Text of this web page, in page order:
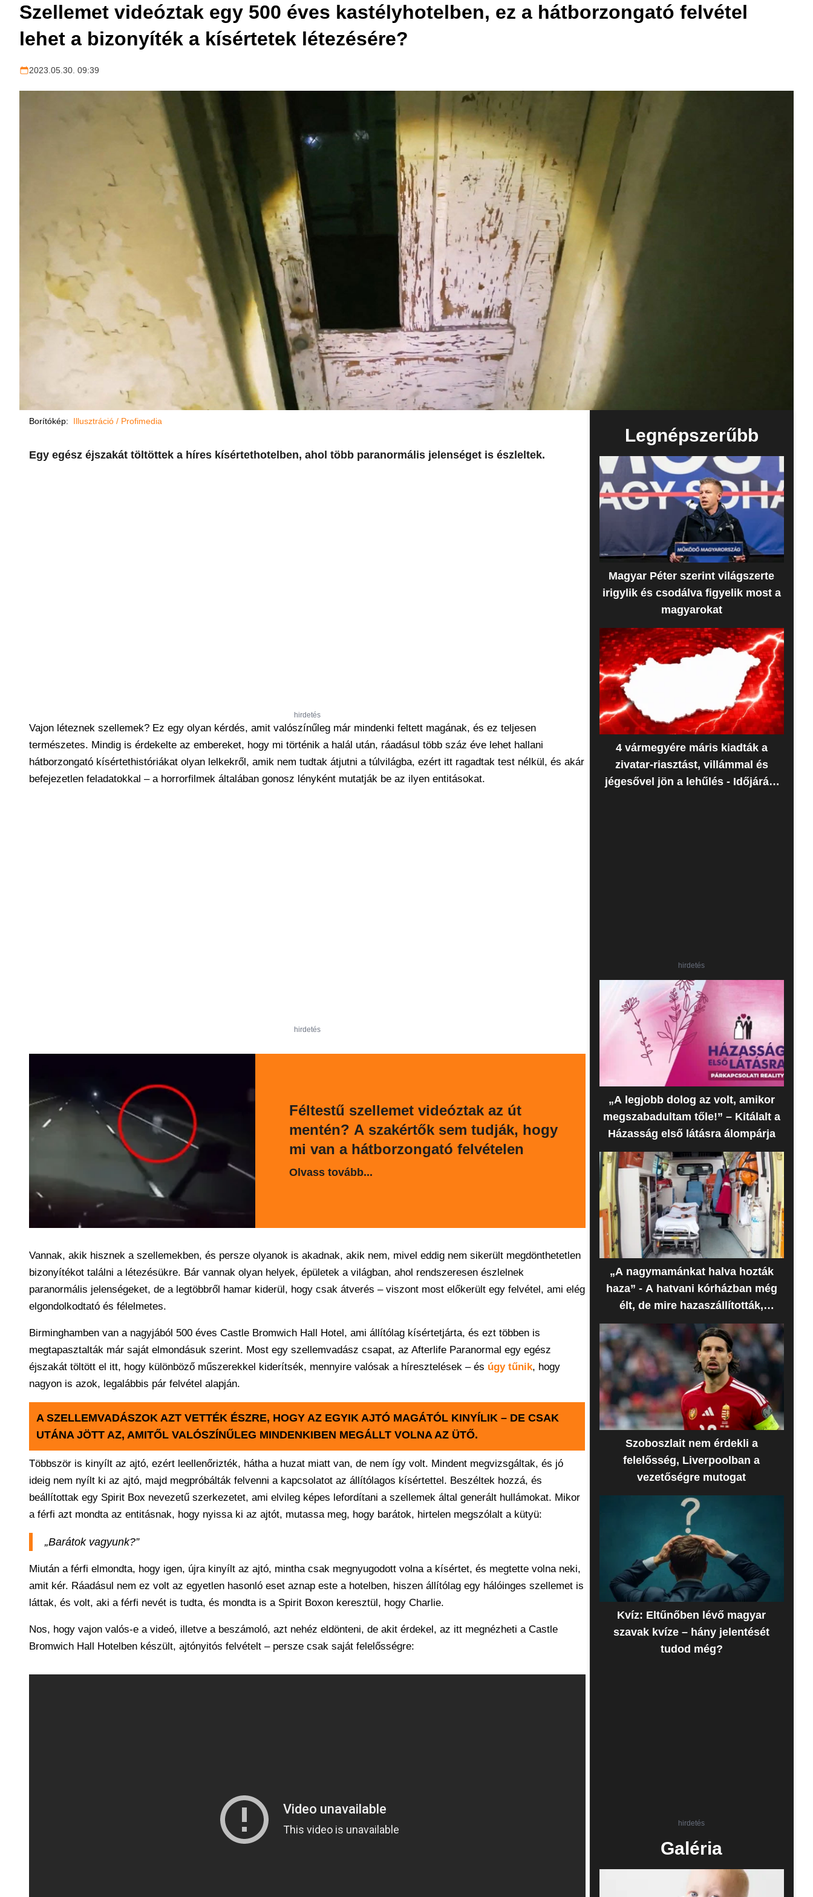
Szellemet videóztak egy 500 éves kastélyhotelben, ez a hátborzongató felvétel
lehet a bizonyíték a kísértetek létezésére?
2023.05.30. 09:39
Borítókép: Illusztráció / Profimedia
Egy egész éjszakát töltöttek a híres kísértethotelben, ahol több paranormális jelenséget is észleltek.
hirdetés
Vajon léteznek szellemek? Ez egy olyan kérdés, amit valószínűleg már mindenki feltett magának, és ez teljesen
természetes. Mindig is érdekelte az embereket, hogy mi történik a halál után, ráadásul több száz éve lehet hallani
hátborzongató kísértethistóriákat olyan lelkekről, amik nem tudtak átjutni a túlvilágba, ezért itt ragadtak test nélkül, és akár
befejezetlen feladatokkal – a horrorfilmek általában gonosz lényként mutatják be az ilyen entitásokat.
hirdetés
Féltestű szellemet videóztak az út
mentén? A szakértők sem tudják, hogy
mi van a hátborzongató felvételen
Olvass tovább...
Vannak, akik hisznek a szellemekben, és persze olyanok is akadnak, akik nem, mivel eddig nem sikerült megdönthetetlen
bizonyítékot találni a létezésükre. Bár vannak olyan helyek, épületek a világban, ahol rendszeresen észlelnek
paranormális jelenségeket, de a legtöbbről hamar kiderül, hogy csak átverés – viszont most előkerült egy felvétel, ami elég
elgondolkodtató és félelmetes.
Birminghamben van a nagyjából 500 éves Castle Bromwich Hall Hotel, ami állítólag kísértetjárta, és ezt többen is
megtapasztalták már saját elmondásuk szerint. Most egy szellemvadász csapat, az Afterlife Paranormal egy egész
éjszakát töltött el itt, hogy különböző műszerekkel kiderítsék, mennyire valósak a híresztelések – és úgy tűnik, hogy
nagyon is azok, legalábbis pár felvétel alapján.
A SZELLEMVADÁSZOK AZT VETTÉK ÉSZRE, HOGY AZ EGYIK AJTÓ MAGÁTÓL KINYÍLIK – DE CSAK
UTÁNA JÖTT AZ, AMITŐL VALÓSZÍNŰLEG MINDENKIBEN MEGÁLLT VOLNA AZ ÜTŐ.
Többször is kinyílt az ajtó, ezért leellenőrizték, hátha a huzat miatt van, de nem így volt. Mindent megvizsgáltak, és jó
ideig nem nyílt ki az ajtó, majd megpróbálták felvenni a kapcsolatot az állítólagos kísértettel. Beszéltek hozzá, és
beállítottak egy Spirit Box nevezetű szerkezetet, ami elvileg képes lefordítani a szellemek által generált hullámokat. Mikor
a férfi azt mondta az entitásnak, hogy nyissa ki az ajtót, mutassa meg, hogy barátok, hirtelen megszólalt a kütyü:
„Barátok vagyunk?”
Miután a férfi elmondta, hogy igen, újra kinyílt az ajtó, mintha csak megnyugodott volna a kísértet, és megtette volna neki,
amit kér. Ráadásul nem ez volt az egyetlen hasonló eset aznap este a hotelben, hiszen állítólag egy hálóinges szellemet is
láttak, és volt, aki a férfi nevét is tudta, és mondta is a Spirit Boxon keresztül, hogy Charlie.
Nos, hogy vajon valós-e a videó, illetve a beszámoló, azt nehéz eldönteni, de akit érdekel, az itt megnézheti a Castle
Bromwich Hall Hotelben készült, ajtónyitós felvételt – persze csak saját felelősségre:
Legnépszerűbb
Magyar Péter szerint világszerte
irigylik és csodálva figyelik most a
magyarokat
4 vármegyére máris kiadták a
zivatar-riasztást, villámmal és
jégesővel jön a lehűlés - Időjárás-
hirdetés
„A legjobb dolog az volt, amikor
megszabadultam tőle!” – Kitálalt a
Házasság első látásra álompárja
„A nagymamánkat halva hozták
haza” - A hatvani kórházban még
élt, de mire hazaszállították,
meghalt az idős nő
Szoboszlait nem érdekli a
felelősség, Liverpoolban a
vezetőségre mutogat
Kvíz: Eltűnőben lévő magyar
szavak kvíze – hány jelentését
tudod még?
hirdetés
Galéria